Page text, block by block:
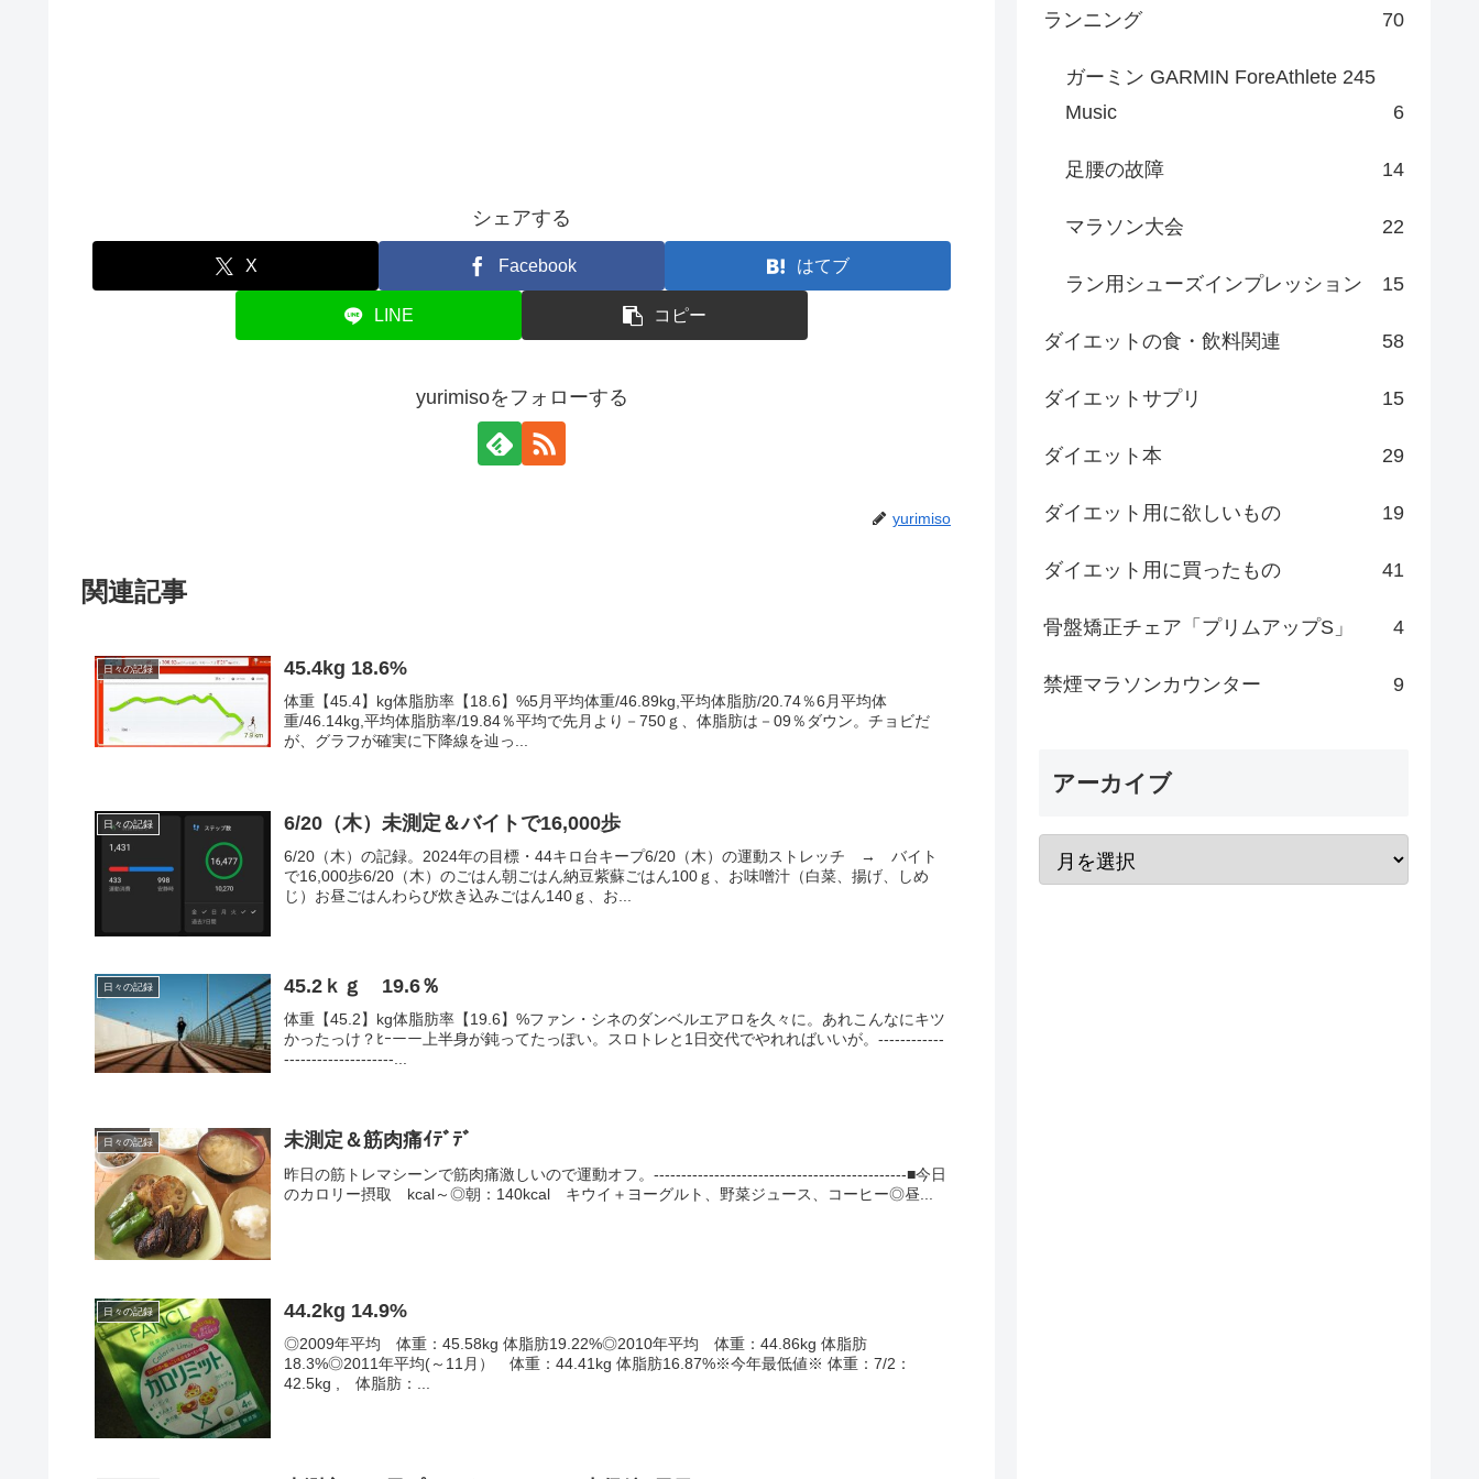
シェアする
X Facebook はてブ
LINE コピー
yurimisoをフォローする
yurimiso
関連記事
日々の記録 45.4kg 18.6%
体重【45.4】kg体脂肪率【18.6】%5月平均体重/46.89kg,平均体脂肪/20.74％6月平均体
重/46.14kg,平均体脂肪率/19.84％平均で先月より－750ｇ、体脂肪は－09％ダウン。チョビだ
が、グラフが確実に下降線を辿っ...
日々の記録 6/20（木）未測定＆バイトで16,000歩
6/20（木）の記録。2024年の目標・44キロ台キープ6/20（木）の運動ストレッチ → バイト
で16,000歩6/20（木）のごはん朝ごはん納豆紫蘇ごはん100ｇ、お味噌汁（白菜、揚げ、しめ
じ）お昼ごはんわらび炊き込みごはん140ｇ、お...
日々の記録 45.2ｋｇ 19.6％
体重【45.2】kg体脂肪率【19.6】%ファン・シネのダンベルエアロを久々に。あれこんなにキツ
かったっけ？ﾋｰーー上半身が鈍ってたっぽい。スロトレと1日交代でやれればいいが。------------
--------------------...
日々の記録 未測定＆筋肉痛ｲﾃﾞﾃﾞ
昨日の筋トレマシーンで筋肉痛激しいので運動オフ。----------------------------------------------■今日
のカロリー摂取 kcal～◎朝：140kcal キウイ＋ヨーグルト、野菜ジュース、コーヒー◎昼...
日々の記録 44.2kg 14.9%
◎2009年平均 体重：45.58kg 体脂肪19.22%◎2010年平均 体重：44.86kg 体脂肪
18.3%◎2011年平均(～11月） 体重：44.41kg 体脂肪16.87%※今年最低値※ 体重：7/2：
42.5kg , 体脂肪：...
ランニング 70
ガーミン GARMIN ForeAthlete 245
Music
6
足腰の故障 14
マラソン大会 22
ラン用シューズインプレッション 15
ダイエットの食・飲料関連 58
ダイエットサプリ 15
ダイエット本 29
ダイエット用に欲しいもの 19
ダイエット用に買ったもの 41
骨盤矯正チェア「プリムアップS」 4
禁煙マラソンカウンター 9
アーカイブ